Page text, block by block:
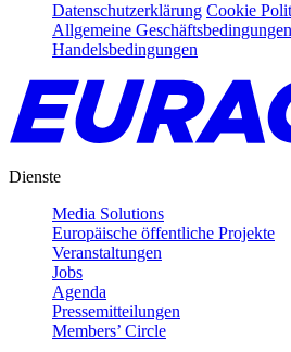
Datenschutzerklärung Cookie
Allgemeine Geschäftsbedingungen
Handelsbedingungen
Dienste
Media Solutions
Europäische öffentliche Projekte
Veranstaltungen
Jobs
Agenda
Pressemitteilungen
Members’ Circle